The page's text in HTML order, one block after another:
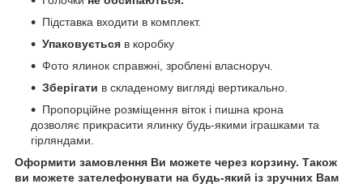
Підставка входити в комплект.
Упаковується в коробку
Фото ялинок справжні, зроблені власноруч.
Зберігати в складеному вигляді вертикально.
Пропорційне розміщення віток і пишна крона
дозволяє прикрасити ялинку будь-якими іграшками та
гірляндами.
Оформити замовлення Ви можете через корзину. Також
ви можете зателефонувати на будь-який із зручних Вам